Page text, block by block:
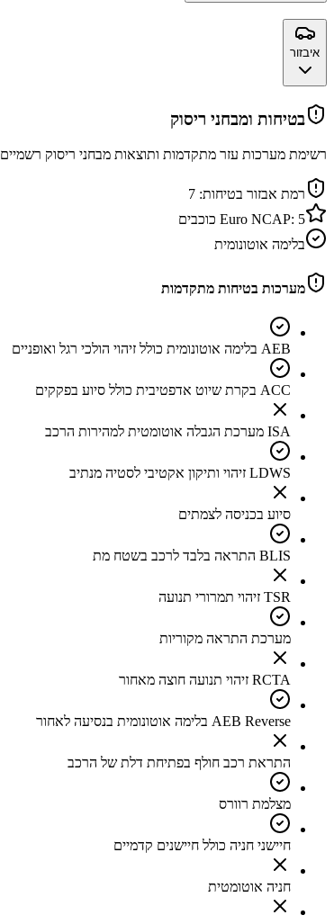
איבזור
בטיחות ומבחני ריסוק
רשימת מערכות עזר מתקדמות ותוצאות מבחני ריסוק רשמיים
רמת אבזור בטיחות: 7
Euro NCAP: 5
כוכבים
בלימה אוטונומית
מערכות בטיחות מתקדמות
AEB בלימה אוטונומית כולל זיהוי הולכי רגל ואופניים
ACC בקרת שיוט אדפטיבית כולל סיוע בפקקים
ISA מערכת הגבלה אוטומטית למהירות הרכב
LDWS זיהוי ותיקון אקטיבי לסטיה מנתיב
סיוע בכניסה לצמתים
BLIS התראה בלבד לרכב בשטח מת
TSR זיהוי תמרורי תנועה
מערכת התראה מקוריות
RCTA זיהוי תנועה חוצה מאחור
AEB Reverse בלימה אוטונומית בנסיעה לאחור
התראת רכב חולף בפתיחת דלת של הרכב
מצלמת רוורס
חיישני חניה כולל חיישנים קדמיים
חניה אוטומטית